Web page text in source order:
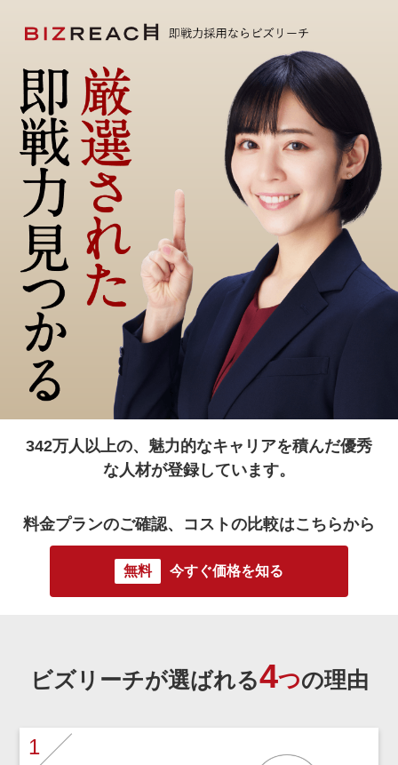
342万人以上の、魅力的なキャリアを積んだ優秀
な人材が登録しています。
料金プランのご確認、コストの比較はこちらから
無料 今すぐ価格を知る
ビズリーチが選ばれる4つの理由
1